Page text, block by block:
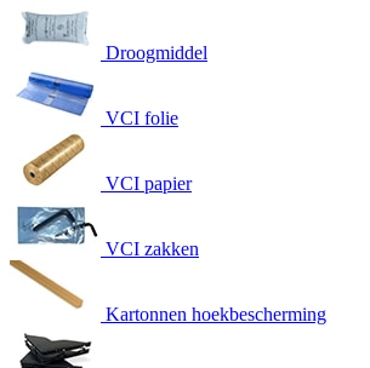
Droogmiddel
VCI folie
VCI papier
VCI zakken
Kartonnen hoekbescherming